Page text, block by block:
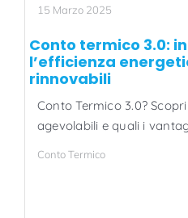
15 Marzo 2025
Conto termico 3.0:
l’efficienza
rinnovabili
Conto Termico 3.0?
agevolabili e quali i
Conto Termico